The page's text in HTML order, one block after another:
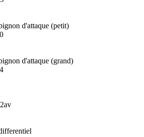
d'attaque (petit)
d'attaque (grand)